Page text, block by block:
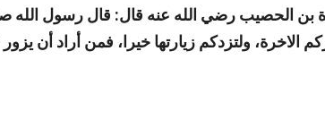
بن الحصيب رضي الله عنه قال: قال رسول الله
الاخرة، ولتزدكم زيارتها خيرا، فمن أراد أن يزور